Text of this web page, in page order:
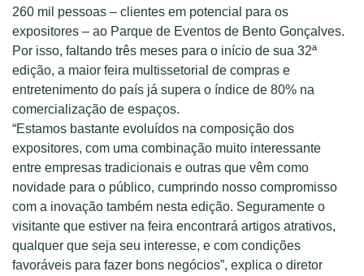
260 mil pessoas – clientes em potencial para os
expositores – ao Parque de Eventos de Bento Gonçalves.
Por isso, faltando três meses para o início de sua 32ª
edição, a maior feira multissetorial de compras e
entretenimento do país já supera o índice de 80% na
comercialização de espaços.
“Estamos bastante evoluídos na composição dos
expositores, com uma combinação muito interessante
entre empresas tradicionais e outras que vêm como
novidade para o público, cumprindo nosso compromisso
com a inovação também nesta edição. Seguramente o
visitante que estiver na feira encontrará artigos atrativos,
qualquer que seja seu interesse, e com condições
favoráveis para fazer bons negócios”, explica o diretor